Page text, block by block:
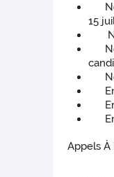
15
En
En
En
Appels À